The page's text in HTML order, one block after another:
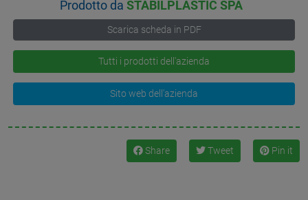
Prodotto daSTABILPLASTIC SPA
Scarica scheda in PDF
Tutti i prodotti dell'azienda
Sito web dell'azienda
Share Tweet Pin it